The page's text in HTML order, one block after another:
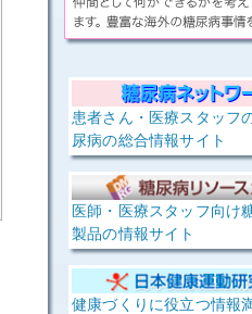
患者さん・医療スタッフ
尿病の総合情報サイト
医師・医療スタッフ向け
製品の情報サイト
健康づくりに役立つ情報